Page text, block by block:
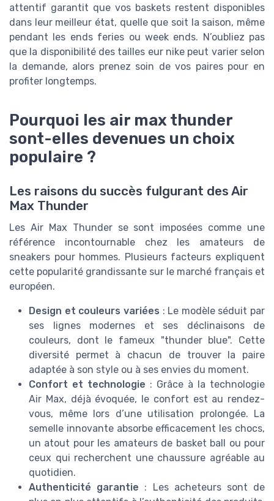
attentif garantit que vos baskets restent disponibles
dans leur meilleur état, quelle que soit la saison, même
pendant les ends feries ou week ends. N’oubliez pas
que la disponibilité des tailles eur nike peut varier selon
la demande, alors prenez soin de vos paires pour en
profiter longtemps.
Pourquoi les air max thunder
sont-elles devenues un choix
populaire ?
Les raisons du succès fulgurant des Air
Max Thunder
Les Air Max Thunder se sont imposées comme une
référence incontournable chez les amateurs de
sneakers pour hommes. Plusieurs facteurs expliquent
cette popularité grandissante sur le marché français et
européen.
Design et couleurs variées : Le modèle séduit par
ses lignes modernes et ses déclinaisons de
couleurs, dont le fameux "thunder blue". Cette
diversité permet à chacun de trouver la paire
adaptée à son style ou à ses envies du moment.
Confort et technologie : Grâce à la technologie
Air Max, déjà évoquée, le confort est au rendez-
vous, même lors d’une utilisation prolongée. La
semelle innovante absorbe efficacement les chocs,
un atout pour les amateurs de basket ball ou pour
ceux qui recherchent une chaussure agréable au
quotidien.
Authenticité garantie : Les acheteurs sont de